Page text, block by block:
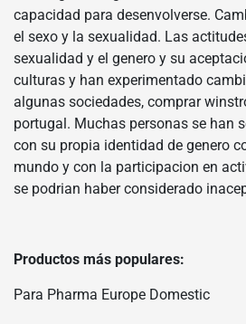
capacidad para desenvolverse.
el sexo y la sexualidad. Las
sexualidad y el genero y su
culturas y han experimentado
algunas sociedades, comprar
portugal. Muchas personas se han
con su propia identidad de genero
mundo y con la participacion en
se podrian haber considerado
Productos más populares:
Para Pharma Europe Domestic